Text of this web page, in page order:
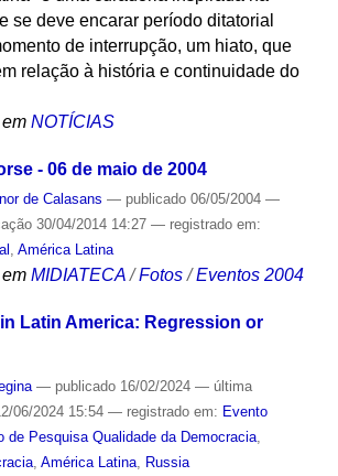
se deve encarar período ditatorial
de interrupção, um hiato, que
relação à história e continuidade do
NOTÍCIAS
- 06 de maio de 2004
de Calasans — publicado06/05/2004 —
30/04/2014 14:27 — registrado em:
, América Latina
MIDIATECA /Fotos /Eventos 2004
Latin America: Regression or
— publicado16/02/2024 — última
06/2024 15:54 — registrado em: Evento
de Pesquisa Qualidade da Democracia,
, América Latina, Russia